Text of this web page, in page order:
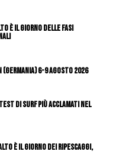
è il giorno delle fasi
(Germania) 6-9 agosto 2026
di surf più acclamati nel
è il giorno dei ripescaggi,